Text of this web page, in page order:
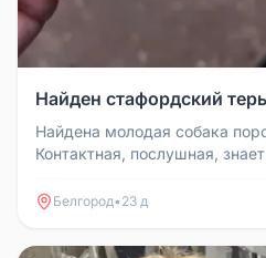
Найден стафордский
Найдена молодая собака
Контактная, послушная,
Белгород• 23 д